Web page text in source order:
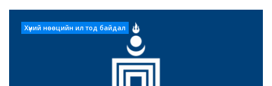
Хүний нөөцийн ил тод байдал